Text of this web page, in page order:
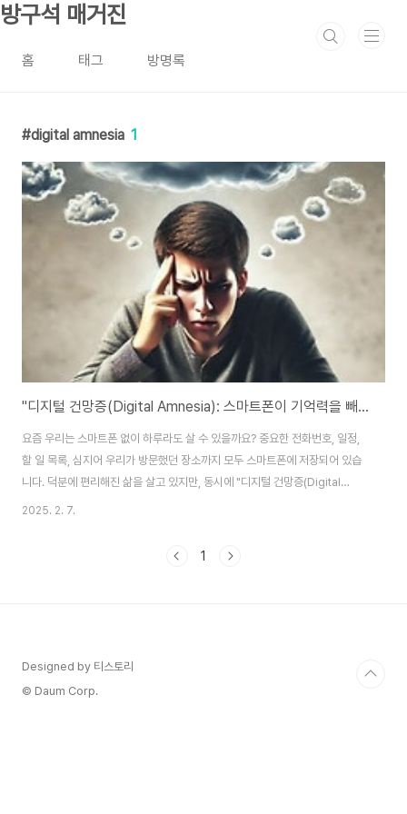
본문 바로가기
방구석 매거진
홈 태그 방명록
digital amnesia 1
"디지털 건망증(Digital Amnesia): 스마트폰이 기억력을 빼앗는 시대, 해결책은?"
요즘 우리는 스마트폰 없이 하루라도 살 수 있을까요? 중요한 전화번호, 일정,
할 일 목록, 심지어 우리가 방문했던 장소까지 모두 스마트폰에 저장되어 있습
니다. 덕분에 편리해진 삶을 살고 있지만, 동시에 "디지털 건망증(Digital
Amnesia)"이라는 새로운 문제를 겪고 있습니다. 스마트 기기에 의존하면서
이란?디지털 건망증이란, 정보를 저장하는 디지털 기기에 지나치게 의존하여
2025. 2. 7.
1
Designed by 티스토리
© Daum Corp.